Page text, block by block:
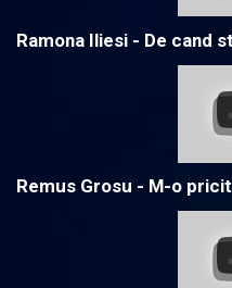
Ramona Iliesi - De cand
Remus Grosu - M-o